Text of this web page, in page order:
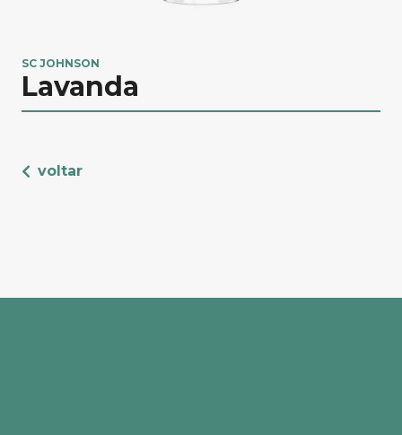
SC JOHNSON
Lavanda
voltar